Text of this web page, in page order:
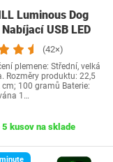
Luminous Dog
USB LED
pre…
(42×)
plemene: Střední, velká
Rozměry produktu: 22,5
cm; 100 gramů Baterie:
1…
5 kusov na sklade